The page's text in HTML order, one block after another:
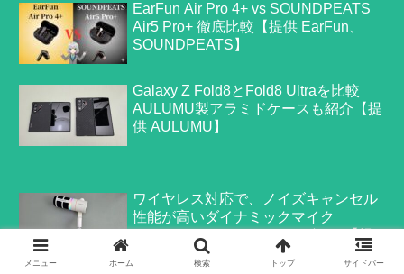
EarFun Air Pro 4+ vs SOUNDPEATS
Air5 Pro+ 徹底比較【提供 EarFun、
SOUNDPEATS】
Galaxy Z Fold8とFold8 Ultraを比較
AULUMU製アラミドケースも紹介【提
供 AULUMU】
ワイヤレス対応で、ノイズキャンセル
性能が高いダイナミックマイク
COMICA EJoy D10 Pro レビュー【提
供 COMICA】
メニュー ホーム 検索 トップ サイドバー